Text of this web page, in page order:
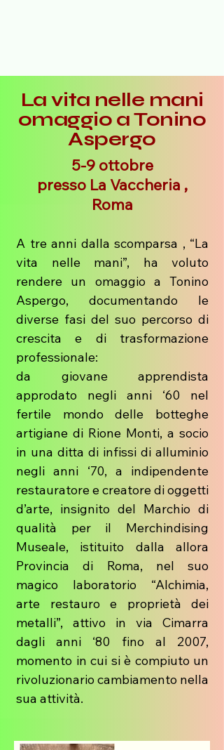
La vita nelle mani
omaggio a Tonino
Aspergo
5-9 ottobre
presso La Vaccheria ,
Roma
A tre anni dalla scomparsa , “La
vita nelle mani”, ha voluto
rendere un omaggio a Tonino
Aspergo, documentando le
diverse fasi del suo percorso di
crescita e di trasformazione
professionale:
da giovane apprendista
approdato negli anni ‘60 nel
fertile mondo delle botteghe
artigiane di Rione Monti, a socio
in una ditta di infissi di alluminio
negli anni ‘70, a indipendente
restauratore e creatore di oggetti
d’arte, insignito del Marchio di
qualità per il Merchindising
Museale, istituito dalla allora
Provincia di Roma, nel suo
magico laboratorio “Alchimia,
arte restauro e proprietà dei
metalli”, attivo in via Cimarra
dagli anni ‘80 fino al 2007,
momento in cui si è compiuto un
rivoluzionario cambiamento nella
sua attività.